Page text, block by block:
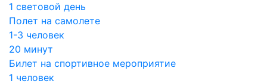
1 световой день
Полет на самолете
1-3 человек
20 минут
Билет на спортивное мероприятие
1 человек